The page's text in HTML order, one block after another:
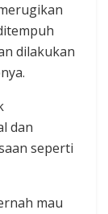
dilakukan
dan
seperti
mau